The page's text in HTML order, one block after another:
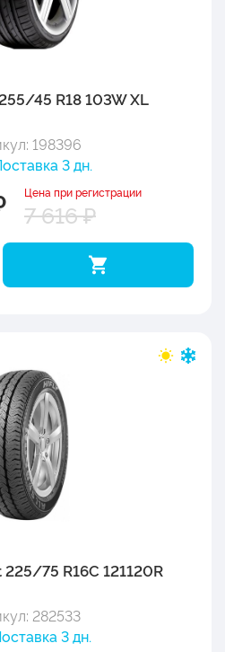
45 R18 103W XL
198396
3 дн.
Цена при регистрации
7 616 ₽
225/75 R16C 121120R
282533
3 дн.